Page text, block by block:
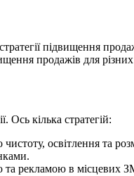
підвищення
продажів для різних
Ось кілька стратегій:
освітлення та
рекламою в місцевих